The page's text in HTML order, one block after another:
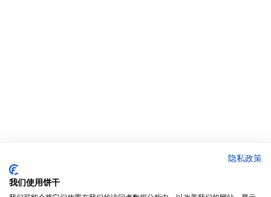
隐私政策
我们使用饼干